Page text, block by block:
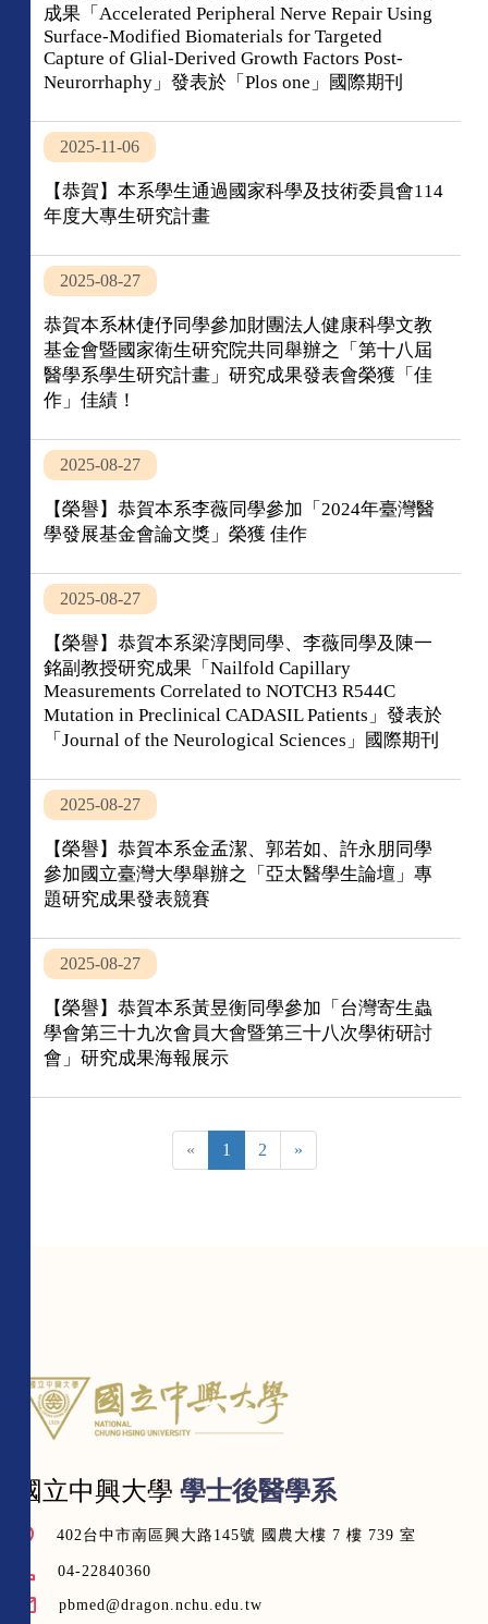
成果「Accelerated Peripheral Nerve Repair Using
Surface-Modified Biomaterials for Targeted
Capture of Glial-Derived Growth Factors Post-
Neurorrhaphy」發表於「Plos one」國際期刊
2025-11-06
【恭賀】本系學生通過國家科學及技術委員會114
年度大專生研究計畫
2025-08-27
恭賀 本系林倢伃同學參加財團法人健康科學文教
基金會暨國家衛生研究院共同舉辦之「第十八屆
醫學系學生研究計畫」研究成果發表會榮獲「佳
作」佳績！
2025-08-27
【榮譽】恭賀本系李薇同學參加「2024年臺灣醫
學發展基金會論文獎」榮獲 佳作
2025-08-27
【榮譽】恭賀本系梁淳閔同學、李薇同學及陳一
銘副教授研究成果「Nailfold Capillary
Measurements Correlated to NOTCH3 R544C
Mutation in Preclinical CADASIL Patients」發表於
「Journal of the Neurological Sciences」國際期刊
2025-08-27
【榮譽】恭賀本系金孟潔、郭若如、許永朋同學
參加國立臺灣大學舉辦之「亞太醫學生論壇」專
題研究成果發表競賽
2025-08-27
【榮譽】恭賀本系黃昱衡同學參加「台灣寄生蟲
學會第三十九次會員大會暨第三十八次學術研討
會」研究成果海報展示
« 1 2 »
國立中興大學 學士後醫學系
402台中市南區興大路145號 國農大樓 7 樓 739 室
04-22840360
pbmed@dragon.nchu.edu.tw